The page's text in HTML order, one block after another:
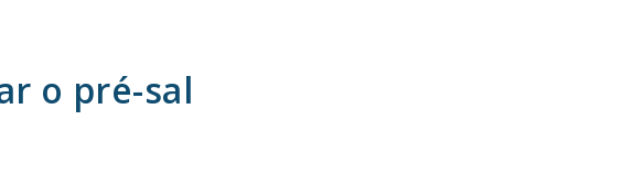
o pré-sal